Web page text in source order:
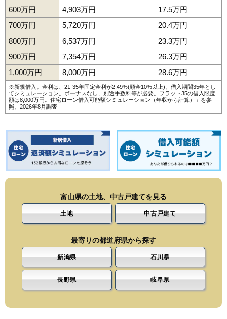
600万円 4,903万円
17.5万円
700万円
5,720万円
20.4万円
800万円
6,537万円
23.3万円
900万円
7,354万円
26.3万円
1,000万円
8,000万円 28.6万円
※新規借入。金利は、21-35年固定金利が2.49%(頭金10%以上)、借入期間35年とし
てシミュレーション。ボーナスなし、別途手数料等が必要。フラット35の借入限度
額は8,000万円。 住宅ローン借入可能額シミュレーション（年収から計算）
」を参
照。2026年8月調査
富山県の土地、中古戸建てを見る
土地 中古戸建て
最寄りの都道府県から探す
新潟県 石川県
長野県 岐阜県